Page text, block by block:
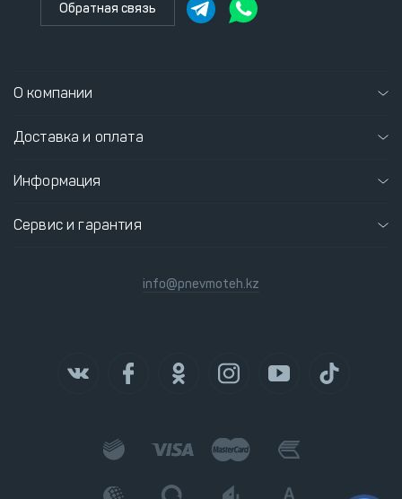
Обратная связь
О компании
Доставка и оплата
Информация
Сервис и гарантия
info@pnevmoteh.kz